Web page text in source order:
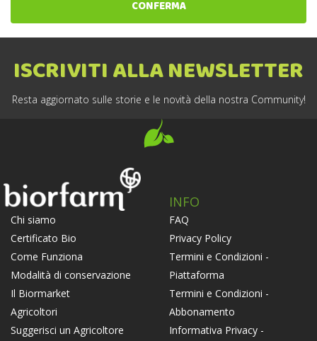
CONFERMA
ISCRIVITI ALLA NEWSLETTER
Resta aggiornato sulle storie e le novità della nostra Community!
Chi siamo
Certificato Bio
Come Funziona
Modalità di conservazione
Il Biormarket
Agricoltori
Suggerisci un Agricoltore
INFO
FAQ
Privacy Policy
Termini e Condizioni -
Piattaforma
Termini e Condizioni -
Abbonamento
Informativa Privacy -